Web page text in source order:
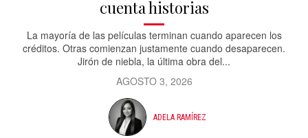
cuenta historias
La mayoría de las películas terminan cuando aparecen los
créditos. Otras comienzan justamente cuando desaparecen.
Jirón de niebla, la última obra del...
AGOSTO 3, 2026
ADELA RAMÍREZ